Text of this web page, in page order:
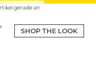
SHOP THE LOOK
gerade an